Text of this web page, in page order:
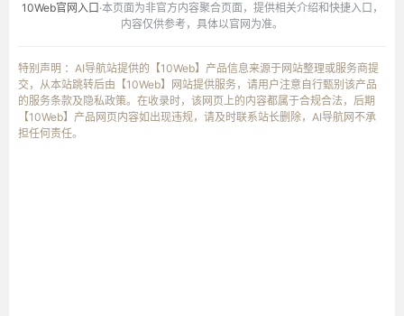
10Web官网入口 ·本页面为非官方内容聚合页面，提供相关介绍和快捷入口，
内容仅供参考，具体以官网为准。
特别声明 ：AI导航站提供的【10Web】产品信息来源于网站整理或服务商提
交，从本站跳转后由【10Web】网站提供服务，请用户注意自行甄别该产品
的服务条款及隐私政策。在收录时，该网页上的内容都属于合规合法，后期
【10Web】产品网页内容如出现违规，请及时联系站长删除，AI导航网不承
担任何责任。